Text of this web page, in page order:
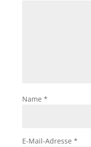
Name *
E-Mail-Adresse *